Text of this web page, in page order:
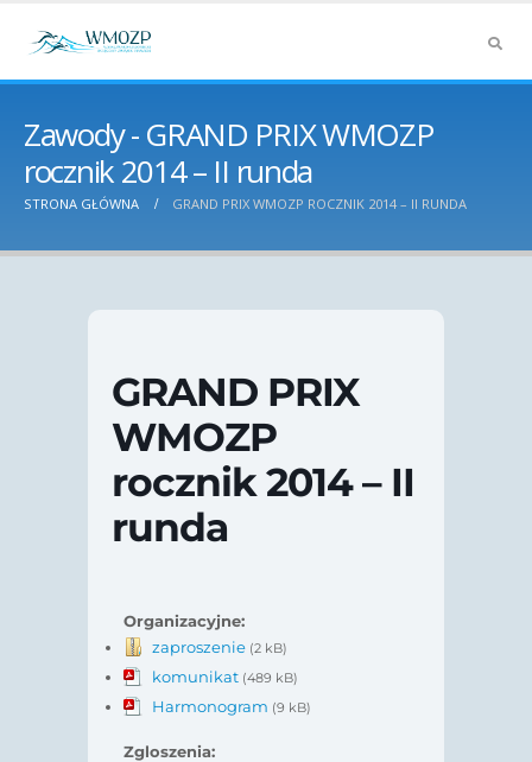
Zawody - GRAND PRIX WMOZP
rocznik 2014 – II runda
STRONA GŁÓWNA GRAND PRIX WMOZP ROCZNIK 2014 – II RUNDA
GRAND PRIX
WMOZP
rocznik 2014 – II
runda
Organizacyjne:
zaproszenie (2 kB)
komunikat (489 kB)
Harmonogram (9 kB)
Zgloszenia: